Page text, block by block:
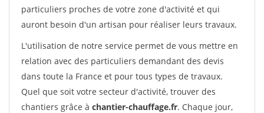
particuliers proches de votre zone d'activité et qui
auront besoin d'un artisan pour réaliser leurs travaux.
L'utilisation de notre service permet de vous mettre en
relation avec des particuliers demandant des devis
dans toute la France et pour tous types de travaux.
Quel que soit votre secteur d'activité, trouver des
chantiers grâce à chantier-chauffage.fr. Chaque jour,